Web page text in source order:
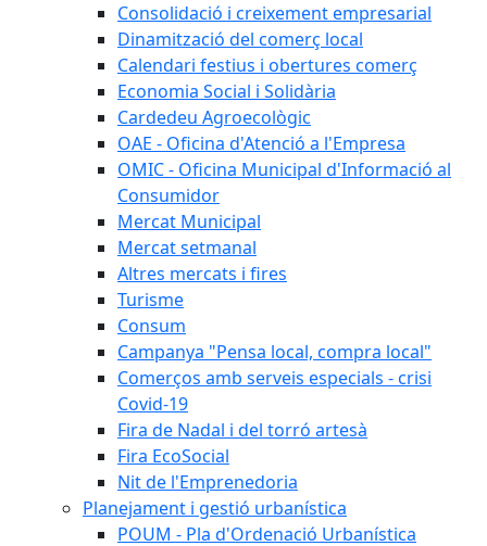
Consolidació i creixement empresarial
Dinamització del comerç local
Calendari festius i obertures comerç
Economia Social i Solidària
Cardedeu Agroecològic
OAE - Oficina d'Atenció a l'Empresa
OMIC - Oficina Municipal d'Informació al
Consumidor
Mercat Municipal
Mercat setmanal
Altres mercats i fires
Turisme
Consum
Campanya "Pensa local, compra local"
Comerços amb serveis especials - crisi
Covid-19
Fira de Nadal i del torró artesà
Fira EcoSocial
Nit de l'Emprenedoria
Planejament i gestió urbanística
POUM - Pla d'Ordenació Urbanística